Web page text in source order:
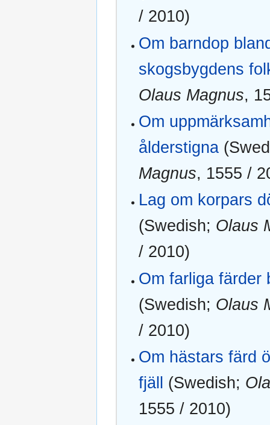
/ 2010)
Om barndop
skogsbygdens
Olaus Magnus,
Om
ålderstigna
Magnus, 1555 /
Lag om korpars
(Swedish; Olaus
/ 2010)
Om farliga färder
(Swedish; Olaus
/ 2010)
Om hästars färd
fjäll‎‎ (Swedish;
1555 / 2010)